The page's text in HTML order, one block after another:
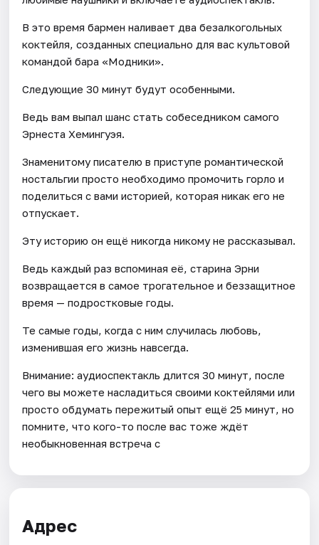
В это время бармен наливает два безалкогольных
коктейля, созданных специально для вас культовой
командой бара «Модники».
Следующие 30 минут будут особенными.
Ведь вам выпал шанс стать собеседником самого
Эрнеста Хемингуэя.
Знаменитому писателю в приступе романтической
ностальгии просто необходимо промочить горло и
поделиться с вами историей, которая никак его не
отпускает.
Эту историю он ещё никогда никому не рассказывал.
Ведь каждый раз вспоминая её, старина Эрни
возвращается в самое трогательное и беззащитное
время — подростковые годы.
Те самые годы, когда с ним случилась любовь,
изменившая его жизнь навсегда.
Внимание: аудиоспектакль длится 30 минут, после
чего вы можете насладиться своими коктейлями или
просто обдумать пережитый опыт ещё 25 минут, но
помните, что кого-то после вас тоже ждёт
необыкновенная встреча с
Адрес